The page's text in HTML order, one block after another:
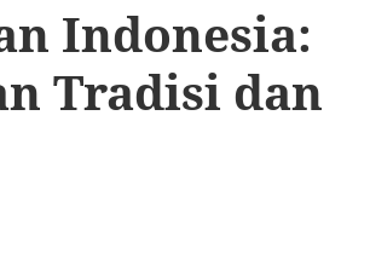
Indonesia:
Tradisi dan